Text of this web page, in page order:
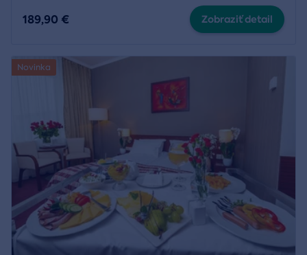
189,90 € Zobraziť detail
Novinka